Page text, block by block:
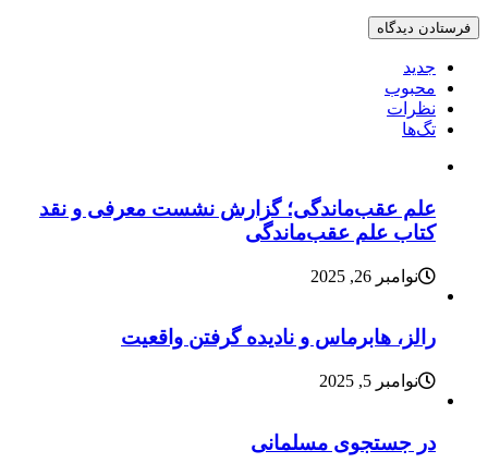
جدید
محبوب
نظرات
تگ‌ها
علم عقب‌ماندگی؛ گزارش نشست معرفی و نقد
کتاب علم عقب‌ماندگی
نوامبر 26, 2025
رالز، هابرماس و نادیده گرفتن واقعیت
نوامبر 5, 2025
در جستجوی مسلمانی